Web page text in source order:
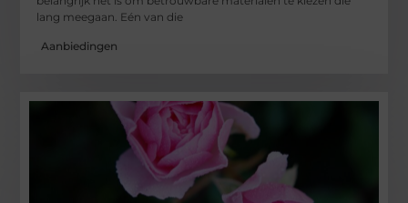
lang meegaan. Eén van die
Aanbiedingen